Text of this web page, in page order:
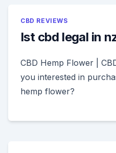
CBD REVIEWS
Ist cbd legal in
CBD Hemp Flower |
you interested in
hemp flower?